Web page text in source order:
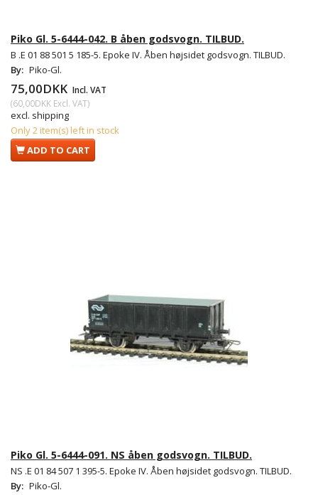
Piko Gl. 5-6444-042. B åben godsvogn. TILBUD.
B .E 01 88 501 5 185-5. Epoke IV. Åben højsidet godsvogn. TILBUD.
By: Piko-Gl.
75,00DKK Incl. VAT
(60,00DKK Excl. VAT)
excl. shipping
Only 2 item(s) left in stock
ADD TO CART
Piko Gl. 5-6444-091. NS åben godsvogn. TILBUD.
NS .E 01 84 507 1 395-5. Epoke IV. Åben højsidet godsvogn. TILBUD.
By: Piko-Gl.